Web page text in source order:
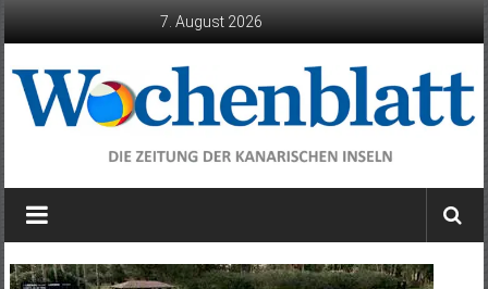
7. August 2026
Wochenblatt
die
der